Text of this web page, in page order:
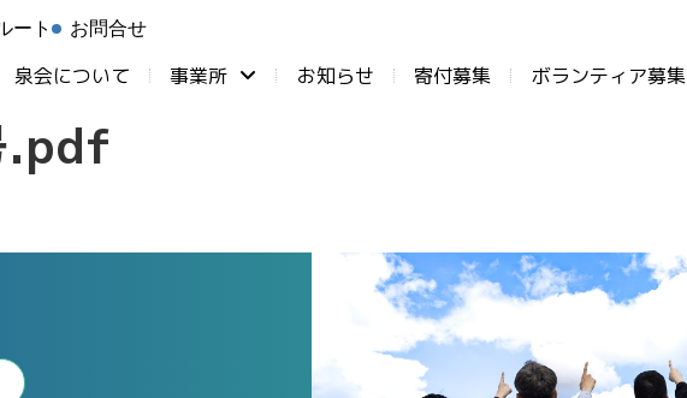
ート お問合せ
泉会について 事業所 お知らせ ⁨寄付募集 ボランティア募集
.pdf